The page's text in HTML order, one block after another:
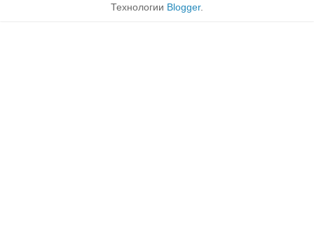
Технологии Blogger.